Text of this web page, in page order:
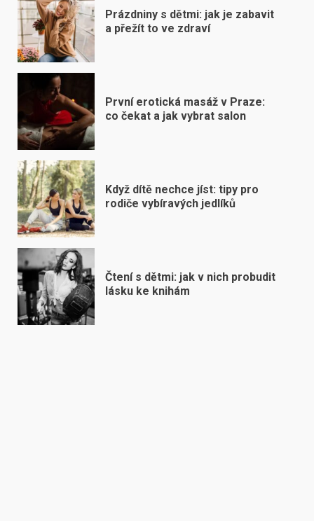
Prázdniny s dětmi: jak je zabavit
a přežít to ve zdraví
První erotická masáž v Praze:
co čekat a jak vybrat salon
Když dítě nechce jíst: tipy pro
rodiče vybíravých jedlíků
Čtení s dětmi: jak v nich probudit
lásku ke knihám